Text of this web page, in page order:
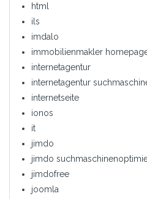
html
ils
imdalo
immobilienmakler
internetagentur
internetagentur
internetseite
ionos
it
jimdo
jimdo
jimdofree
joomla